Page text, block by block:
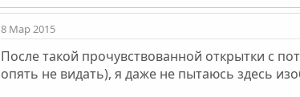
8 Мар 2015
После такой прочувствованной открытки с
опять не видать), я даже не пытаюсь здесь